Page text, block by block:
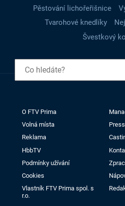
Pěstování lichořeřišnice
Tvarohové knedlíky
Švestkový
O FTV Prima
Volná místa
Press
Reklama
HbbTV
Podmínky užívání
Cookies
Vlastník FTV Prima spol. s
r.o.